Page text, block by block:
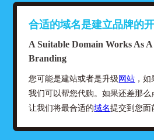
合适的域名是建立品牌的
A Suitable Domain Works As
Branding
您可能是建站或者是升级 网站 ，
我们可以帮您代购。如果还差那么
让我们将最合适的域名提交到您面